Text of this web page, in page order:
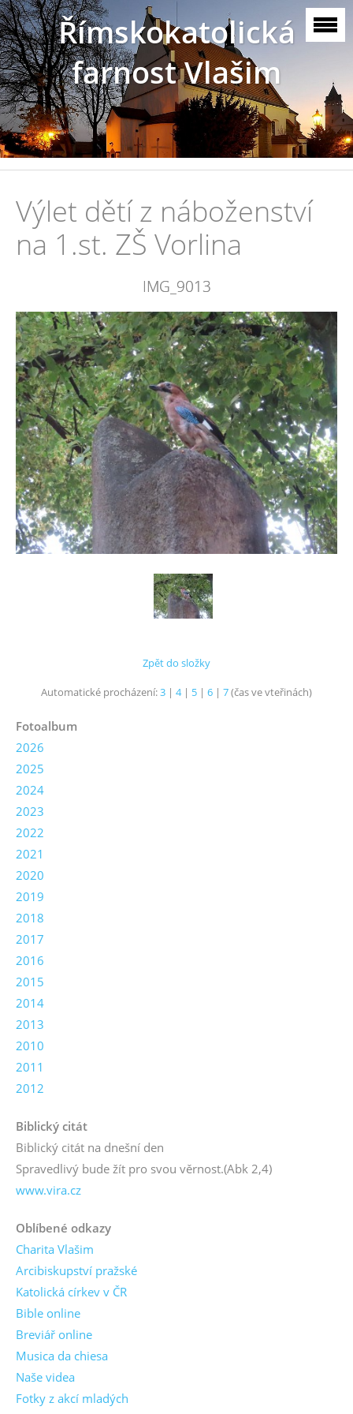
Římskokatolická
farnost Vlašim
Výlet dětí z náboženství
na 1.st. ZŠ Vorlina
IMG_9013
Zpět do složky
Automatické procházení:3 | 4| 5 | 6 | 7(čas ve vteřinách)
Fotoalbum
2026
2025
2024
2023
2022
2021
2020
2019
2018
2017
2016
2015
2014
2013
2010
2011
2012
Biblický citát
Biblický citát na dnešní den
Spravedlivý bude žít pro svou věrnost.(Abk 2,4)
www.vira.cz
Oblíbené odkazy
Charita Vlašim
Arcibiskupství pražské
Katolická církev v ČR
Bible online
Breviář online
Musica da chiesa
Naše videa
Fotky z akcí mladých